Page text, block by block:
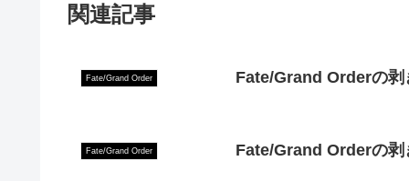
関連記事
Fate/Grand Order Fate/Grand Orderの剥
Fate/Grand Order Fate/Grand Orderの剥